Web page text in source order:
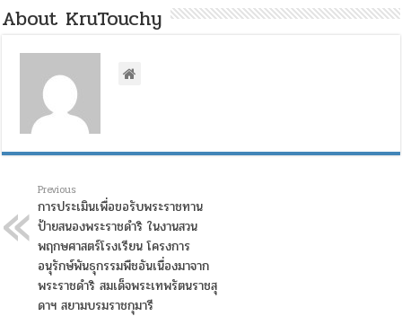
About KruTouchy
Previous
การประเมินเพื่อขอรับพระราชทาน
ป้ายสนองพระราชดำริ ในงานสวน
พฤกษศาสตร์โรงเรียน โครงการ
อนุรักษ์พันธุกรรมพืชอันเนื่องมาจาก
พระราชดำริ สมเด็จพระเทพรัตนราชสุ
ดาฯ สยามบรมราชกุมารี